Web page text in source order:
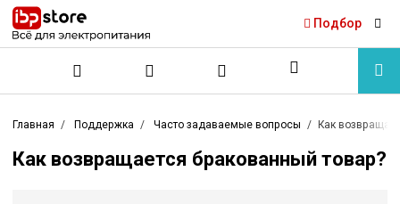
Подбор
Главная Поддержка Часто задаваемые вопросы Как
Как возвращается бракованный товар?